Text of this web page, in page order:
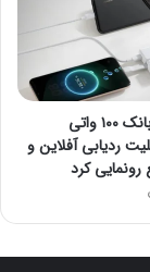
هواوی از پاوربانک ۱۰۰ واتی
ردیابی آفلاین و
کرد